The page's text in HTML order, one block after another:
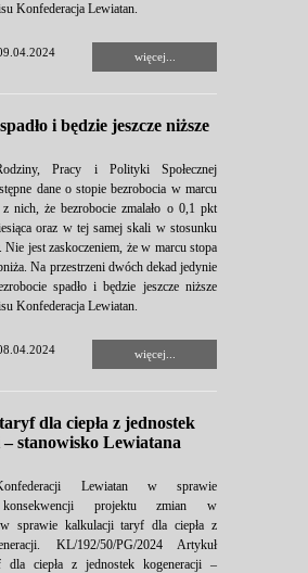
Konfederacja Lewiatan.
więcej...
i będzie jeszcze niższe
Pracy i Polityki Społecznej
dane o stopie bezrobocia w marcu
nich, że bezrobocie zmalało o 0,1 pkt
oraz w tej samej skali w stosunku
Nie jest zaskoczeniem, że w marcu stopa
Na przestrzeni dwóch dekad jedynie
spadło i będzie jeszcze niższe
Konfederacja Lewiatan.
więcej...
dla ciepła z jednostek
stanowisko Lewiatana
Lewiatan w sprawie
konsekwencji projektu zmian w
w sprawie kalkulacji taryf dla ciepła z
KL/192/50/PG/2024 Artykuł
dla ciepła z jednostek kogeneracji –